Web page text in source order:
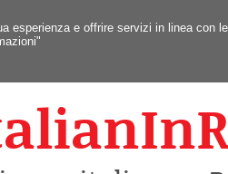
e offrire servizi in linea con